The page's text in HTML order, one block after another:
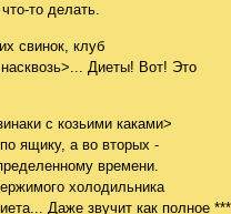
то делать.
свинок, клуб
Диеты! Вот! Это
с козьими каками>
ящику, а во вторых -
времени.
холодильника
Даже звучит как полное